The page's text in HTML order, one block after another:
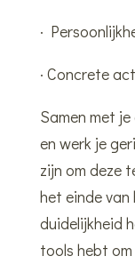
·
· Concrete
Samen met
en werk je
zijn om deze
het einde
duidelijkheid
tools hebt